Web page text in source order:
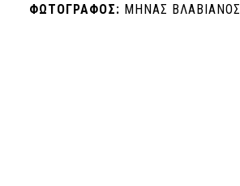
ΦΩΤΟΓΡΑΦΟΣ: ΜΗΝΑΣ ΒΛΑΒΙΑΝΟΣ